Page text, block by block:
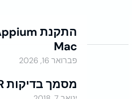
בדיקות אוטומציה
Mac
פברואר 16, 2026
מסמך בדיקות STR